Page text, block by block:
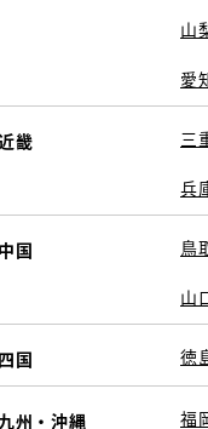
山
愛
畿 三
兵
中国 鳥
山
四国 徳
九州・沖縄 福
タイムズ
について TOYOTAアカウン
ALL RIGHTS RESERVED.